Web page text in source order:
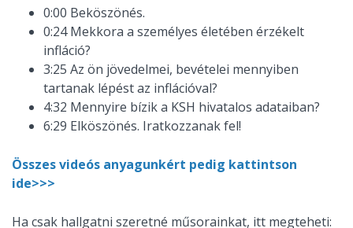
0:00 Beköszönés.
0:24 Mekkora a személyes életében érzékelt
infláció?
3:25 Az ön jövedelmei, bevételei mennyiben
tartanak lépést az inflációval?
4:32 Mennyire bízik a KSH hivatalos adataiban?
6:29 Elköszönés. Iratkozzanak fel!
Összes videós anyagunkért pedig kattintson
ide>>>
Ha csak hallgatni szeretné műsorainkat, itt megteheti: